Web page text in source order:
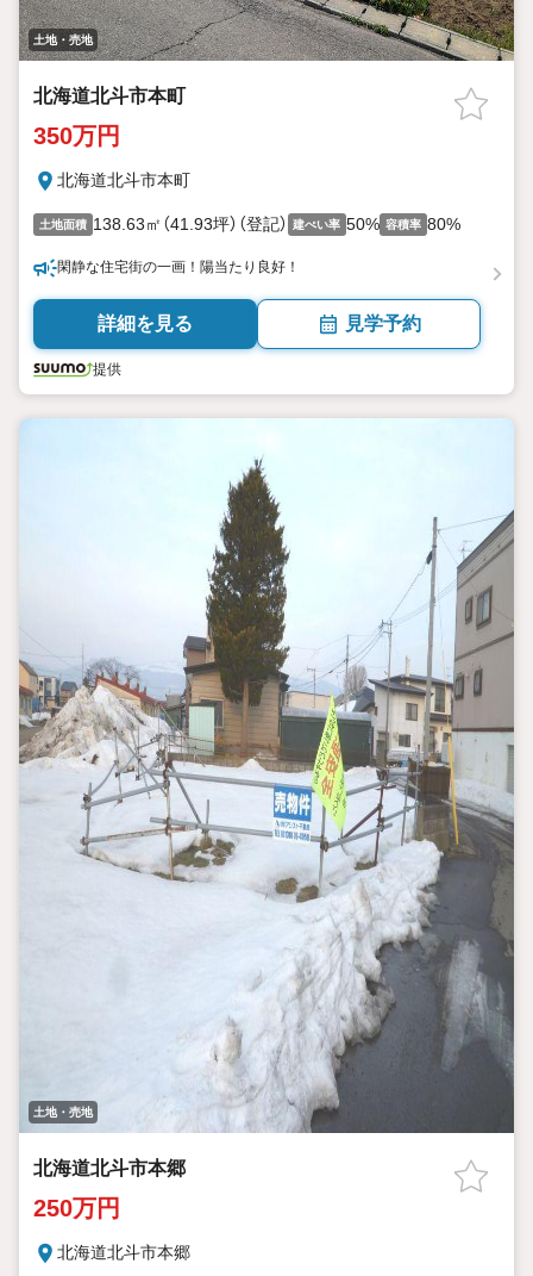
土地・売地
北海道北斗市本町
350万円
北海道北斗市本町
土地面積 138.63㎡（41.93坪）（登記） 建ぺい率 50% 容積率 80%
閑静な住宅街の一画！陽当たり良好！
詳細を見る 見学予約
提供
土地・売地
北海道北斗市本郷
250万円
北海道北斗市本郷